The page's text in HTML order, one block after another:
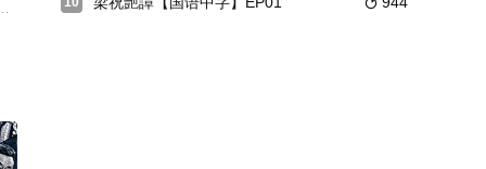
声与刘闺女因一场电影结下了不解之缘的故事。故事灵感来源于张艺谋导演